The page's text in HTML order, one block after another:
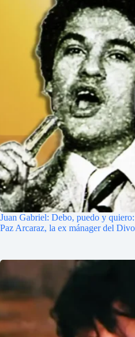
Juan Gabriel: Debo, puedo y
Paz Arcaraz, la ex mánager del